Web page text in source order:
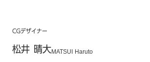
CGデザイナー
松井 晴大MATSUI Haruto